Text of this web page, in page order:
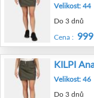
Velikost: 44
Do 3 dnů
Cena :
KILPI
Velikost: 46
Do 3 dnů